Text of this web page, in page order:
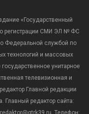
«Государственный
о регистрации СМИ ЭЛ № ФС
Федеральной службой по
технологий и массовых
унитарное
телевизионная и
Главной редакции
Главный редактор сайта: